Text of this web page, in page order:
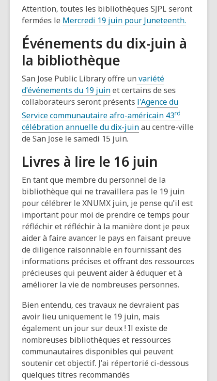
Attention, toutes les bibliothèques SJPL seront
fermées le Mercredi 19 juin pour Juneteenth.
Événements du dix-juin à
la bibliothèque
San Jose Public Library offre un variété
d'événements du 19 juinet certains de ses
collaborateurs seront présents l'Agence du
Service communautaire afro-américain 43rd
célébration annuelle du dix-juinau centre-ville
de San Jose le samedi 15 juin.
Livres à lire le 16 juin
En tant que membre du personnel de la
bibliothèque qui ne travaillera pas le 19 juin
pour célébrer le XNUMX juin, je pense qu'il est
important pour moi de prendre ce temps pour
réfléchir et réfléchir à la manière dont je peux
aider à faire avancer le pays en faisant preuve
de diligence raisonnable en fournissant des
informations précises et offrant des ressources
précieuses qui peuvent aider à éduquer et à
améliorer la vie de nombreuses personnes.
Bien entendu, ces travaux ne devraient pas
avoir lieu uniquement le 19 juin, mais
également un jour sur deux ! Il existe de
nombreuses bibliothèques et ressources
communautaires disponibles qui peuvent
soutenir cet objectif. J'ai répertorié ci-dessous
quelques titres recommandés